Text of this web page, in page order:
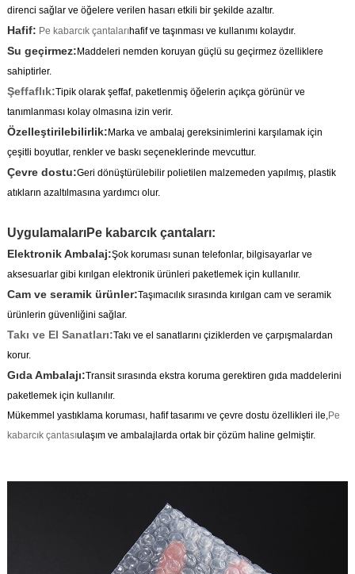
direnci sağlar ve öğelere verilen hasarı etkili bir şekilde azaltır.
Hafif: Pe kabarcık çantalarıhafif ve taşınması ve kullanımı kolaydır.
Su geçirmez:Maddeleri nemden koruyan güçlü su geçirmez özelliklere
sahiptirler.
Şeffaflık:Tipik olarak şeffaf, paketlenmiş öğelerin açıkça görünür ve
tanımlanması kolay olmasına izin verir.
Özelleştirilebilirlik:Marka ve ambalaj gereksinimlerini karşılamak için
çeşitli boyutlar, renkler ve baskı seçeneklerinde mevcuttur.
Çevre dostu:Geri dönüştürülebilir polietilen malzemeden yapılmış, plastik
atıkların azaltılmasına yardımcı olur.
UygulamalarıPe kabarcık çantaları:
Elektronik Ambalaj:Şok koruması sunan telefonlar, bilgisayarlar ve
aksesuarlar gibi kırılgan elektronik ürünleri paketlemek için kullanılır.
Cam ve seramik ürünler:Taşımacılık sırasında kırılgan cam ve seramik
ürünlerin güvenliğini sağlar.
Takı ve El Sanatları:Takı ve el sanatlarını çiziklerden ve çarpışmalardan
korur.
Gıda Ambalajı:Transit sırasında ekstra koruma gerektiren gıda maddelerini
paketlemek için kullanılır.
Mükemmel yastıklama koruması, hafif tasarımı ve çevre dostu özellikleri ile, Pe
kabarcık çantasıulaşım ve ambalajlarda ortak bir çözüm haline gelmiştir.